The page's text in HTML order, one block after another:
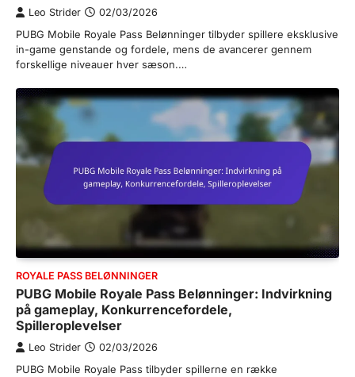
Leo Strider 02/03/2026
PUBG Mobile Royale Pass Belønninger tilbyder spillere eksklusive
in-game genstande og fordele, mens de avancerer gennem
forskellige niveauer hver sæson.…
ROYALE PASS BELØNNINGER
PUBG Mobile Royale Pass Belønninger: Indvirkning
på gameplay, Konkurrencefordele,
Spilleroplevelser
Leo Strider 02/03/2026
PUBG Mobile Royale Pass tilbyder spillerne en række